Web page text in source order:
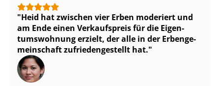
Heid hat zwischen vier Erben moderiert und
am Ende einen Verkaufspreis für die Ei­gen­
tums­woh­nung erzielt, der alle in der Er­ben­ge­
mein­schaft zu­frie­den­ge­stellt hat.